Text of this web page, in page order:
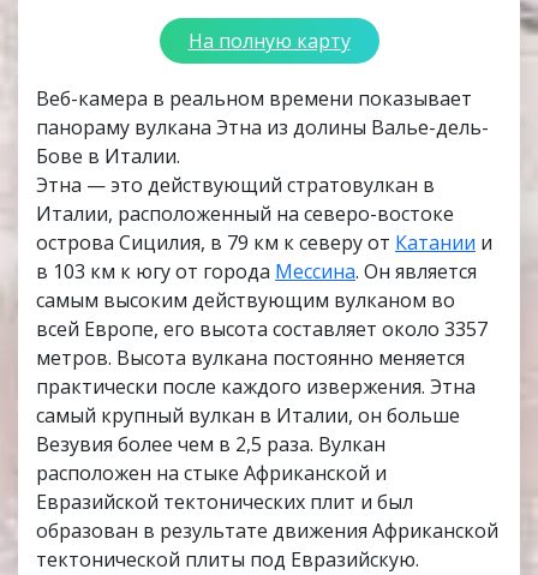
На полную карту
Веб-камера в реальном времени показывает
панораму вулкана Этна из долины Валье-дель-
Бове в Италии.
Этна — это действующий стратовулкан в
Италии, расположенный на северо-востоке
острова Сицилия, в 79 км к северу от Катании и
в 103 км к югу от города Мессина. Он является
самым высоким действующим вулканом во
всей Европе, его высота составляет около 3357
метров. Высота вулкана постоянно меняется
практически после каждого извержения. Этна
самый крупный вулкан в Италии, он больше
Везувия более чем в 2,5 раза. Вулкан
расположен на стыке Африканской и
Евразийской тектонических плит и был
образован в результате движения Африканской
тектонической плиты под Евразийскую.